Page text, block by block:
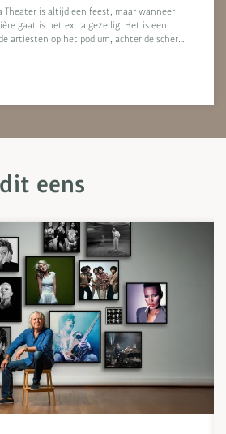
Theater is altijd een feest, maar wanneer
gaat is het extra gezellig. Het is een
artiesten op het podium, achter de scher…
eens